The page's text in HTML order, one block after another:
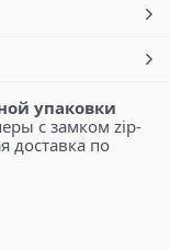
упаковки
с замком zip-
доставка по